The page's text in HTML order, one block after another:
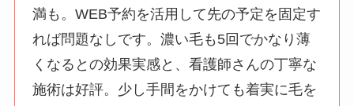
満も。WEB予約を活用して先の予定を固定す
れば問題なしです。濃い毛も5回でかなり薄
くなるとの効果実感と、看護師さんの丁寧な
施術は好評。少し手間をかけても着実に毛を